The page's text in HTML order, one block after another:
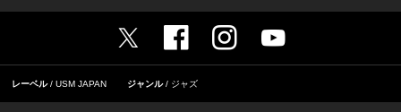
レーベル USM JAPAN ジャンル ジャズ